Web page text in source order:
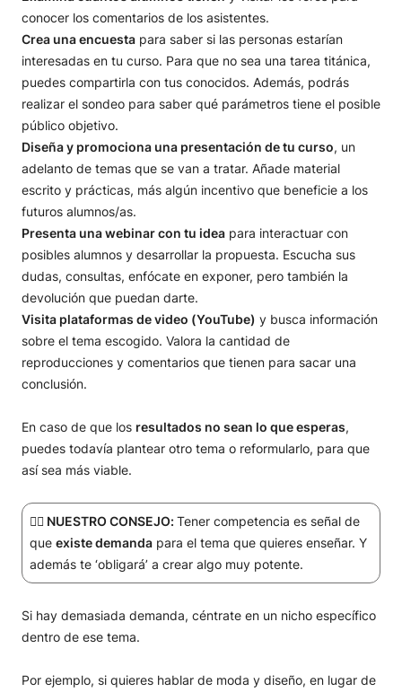
conocer los comentarios de los asistentes.
Crea una encuesta para saber si las personas estarían
interesadas en tu curso. Para que no sea una tarea titánica,
puedes compartirla con tus conocidos. Además, podrás
realizar el sondeo para saber qué parámetros tiene el posible
público objetivo.
Diseña y promociona una presentación de tu curso, un
adelanto de temas que se van a tratar. Añade material
escrito y prácticas, más algún incentivo que beneficie a los
futuros alumnos/as.
Presenta una webinar con tu idea para interactuar con
posibles alumnos y desarrollar la propuesta. Escucha sus
dudas, consultas, enfócate en exponer, pero también la
devolución que puedan darte.
Visita plataformas de video (YouTube) y busca información
sobre el tema escogido. Valora la cantidad de
reproducciones y comentarios que tienen para sacar una
conclusión.
En caso de que los resultados no sean lo que esperas,
puedes todavía plantear otro tema o reformularlo, para que
así sea más viable.
☝🏻 NUESTRO CONSEJO: Tener competencia es señal de
que existe demanda para el tema que quieres enseñar. Y
además te ‘obligará’ a crear algo muy potente.
Si hay demasiada demanda, céntrate en un nicho específico
dentro de ese tema.
Por ejemplo, si quieres hablar de moda y diseño, en lugar de